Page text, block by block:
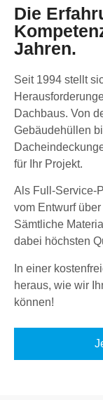
Die
Jahren.
Seit 1994 stellt
Dachbaus. Von
Gebäudehüllen
für Ihr Projekt.
Als Full-Service-
vom Entwurf
Sämtliche
dabei höchsten
In einer
heraus, wie wir
können!